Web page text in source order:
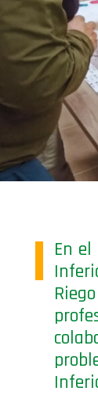
En